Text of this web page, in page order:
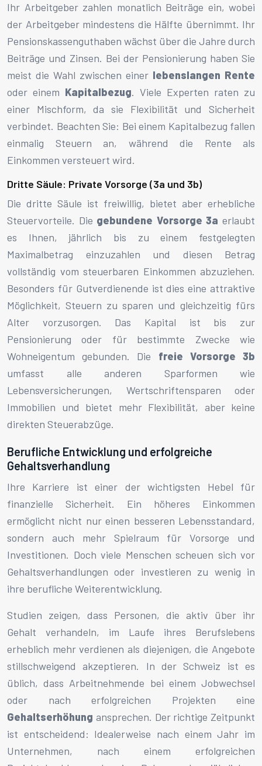
Ihr Arbeitgeber zahlen monatlich Beiträge ein, wobei
der Arbeitgeber mindestens die Hälfte übernimmt. Ihr
Pensionskassenguthaben wächst über die Jahre durch
Beiträge und Zinsen. Bei der Pensionierung haben Sie
meist die Wahl zwischen einer lebenslangen Rente
oder einem Kapitalbezug. Viele Experten raten zu
einer Mischform, da sie Flexibilität und Sicherheit
verbindet. Beachten Sie: Bei einem Kapitalbezug fallen
einmalig Steuern an, während die Rente als
Einkommen versteuert wird.
Dritte Säule: Private Vorsorge (3a und 3b)
Die dritte Säule ist freiwillig, bietet aber erhebliche
Steuervorteile. Die gebundene Vorsorge 3a erlaubt
es Ihnen, jährlich bis zu einem festgelegten
Maximalbetrag einzuzahlen und diesen Betrag
vollständig vom steuerbaren Einkommen abzuziehen.
Besonders für Gutverdienende ist dies eine attraktive
Möglichkeit, Steuern zu sparen und gleichzeitig fürs
Alter vorzusorgen. Das Kapital ist bis zur
Pensionierung oder für bestimmte Zwecke wie
Wohneigentum gebunden. Die freie Vorsorge 3b
umfasst alle anderen Sparformen wie
Lebensversicherungen, Wertschriftensparen oder
Immobilien und bietet mehr Flexibilität, aber keine
direkten Steuerabzüge.
Berufliche Entwicklung und erfolgreiche
Gehaltsverhandlung
Ihre Karriere ist einer der wichtigsten Hebel für
finanzielle Sicherheit. Ein höheres Einkommen
ermöglicht nicht nur einen besseren Lebensstandard,
sondern auch mehr Spielraum für Vorsorge und
Investitionen. Doch viele Menschen scheuen sich vor
Gehaltsverhandlungen oder investieren zu wenig in
ihre berufliche Weiterentwicklung.
Studien zeigen, dass Personen, die aktiv über ihr
Gehalt verhandeln, im Laufe ihres Berufslebens
erheblich mehr verdienen als diejenigen, die Angebote
stillschweigend akzeptieren. In der Schweiz ist es
üblich, dass Arbeitnehmende bei einem Jobwechsel
oder nach erfolgreichen Projekten eine
Gehaltserhöhung ansprechen. Der richtige Zeitpunkt
ist entscheidend: Idealerweise nach einem Jahr im
Unternehmen, nach einem erfolgreichen